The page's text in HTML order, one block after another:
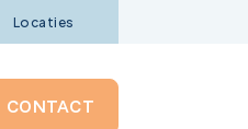
Locaties
CONTACT